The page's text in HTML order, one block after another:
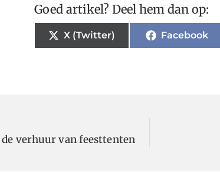
Goed artikel? Deel hem dan op:
X (Twitter) Facebook
verhuur van feesttenten